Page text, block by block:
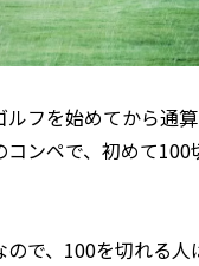
ルフを始めてから通
コンペで、初めて100
ので、100を切れる人